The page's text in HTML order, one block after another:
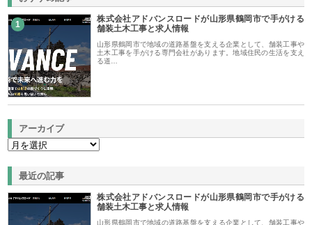
1
株式会社アドバンスロードが山形県鶴岡市で手がける
舗装土木工事と求人情報
山形県鶴岡市で地域の道路基盤を支える企業として、舗装工事や
土木工事を手がける専門会社があります。地域住民の生活を支え
る道…
アーカイブ
最近の記事
株式会社アドバンスロードが山形県鶴岡市で手がける
舗装土木工事と求人情報
山形県鶴岡市で地域の道路基盤を支える企業として、舗装工事や